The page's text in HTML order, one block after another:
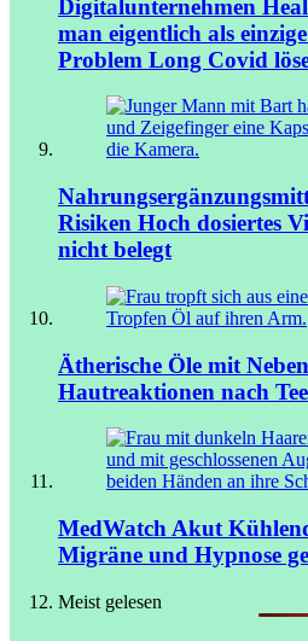
Digitalunternehmen
man eigentlich als
Problem Long Covid
Risiken Hoch dosiertes
nicht belegt
Ätherische Öle mit
Hautreaktionen nach
MedWatch Akut
Migräne und Hypnose
Meist gelesen